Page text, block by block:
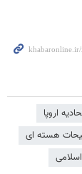
اروپا
هسته ای